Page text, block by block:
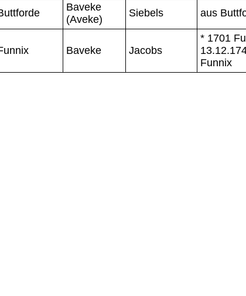
Baveke
(Aveke)
Siebels aus
Baveke Jacobs
* 1701
Funnix